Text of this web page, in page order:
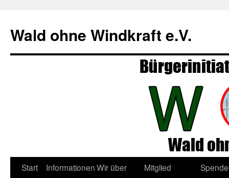
springen
Wald ohne Windkraft e.V.
Start InformationenWir über
Mitglied